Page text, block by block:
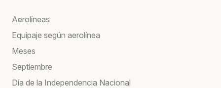
Aerolíneas
Equipaje según aerolínea
Meses
Septiembre
Día de la Independencia Nacional